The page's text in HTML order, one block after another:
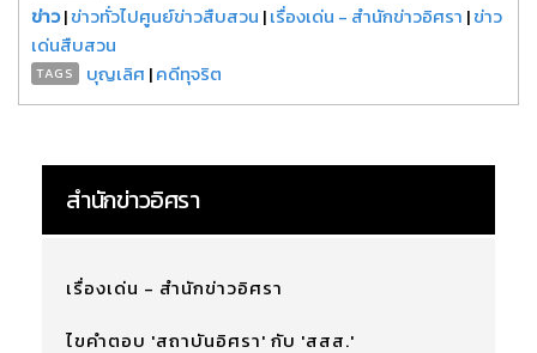
ข่าว|ข่าวทั่วไปศูนย์ข่าวสืบสวน |เรื่องเด่น - สำนักข่าวอิศรา |ข่าว
เด่นสืบสวน
TAGS บุญเลิศ |คดีทุจริต
สำนักข่าวอิศรา
เรื่องเด่น - สำนักข่าวอิศรา
ไขคำตอบ 'สถาบันอิศรา' กับ 'สสส.'